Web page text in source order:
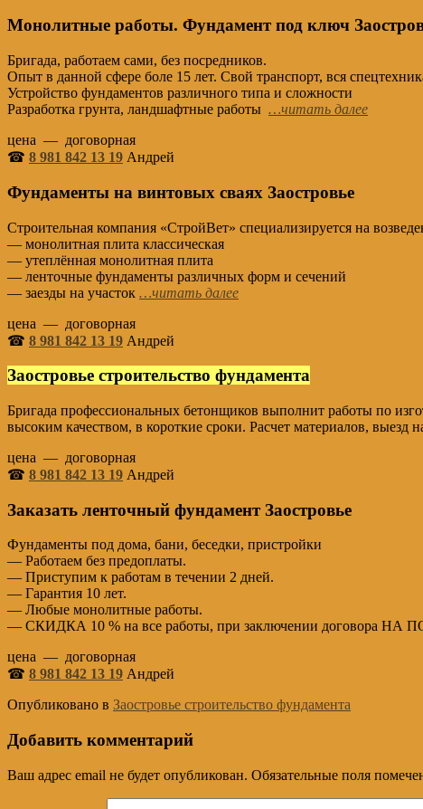
Монолитные работы. Фундамент под ключ
Бригада, работаем сами, без посредников.
Опыт в данной сфере боле 15 лет. Свой транспорт, вся
Устройство фундаментов различного типа и сложности
Разработка грунта, ландшафтные работы …читать далее
цена — договорная
☎ 8 981 842 13 19 Андрей
Фундаменты на винтовых сваях Заостровье
Строительная компания «СтройВет» специализируется на
— монолитная плита классическая
— утеплённая монолитная плита
— ленточные фундаменты различных форм и сечений
— заезды на участок …читать далее
цена — договорная
☎ 8 981 842 13 19 Андрей
Заостровье строительство фундамента
Бригада профессиональных бетонщиков выполнит работы по
высоким качеством, в короткие сроки. Расчет материалов, выезд
цена — договорная
☎ 8 981 842 13 19 Андрей
Заказать ленточный фундамент Заостровье
Фундаменты под дома, бани, беседки, пристройки
— Работаем без предоплаты.
— Приступим к работам в течении 2 дней.
— Гарантия 10 лет.
— Любые монолитные работы.
— СКИДКА 10 % на все работы, при заключении договора
цена — договорная
☎ 8 981 842 13 19 Андрей
Опубликовано в Заостровье строительство фундамента
Добавить комментарий
Ваш адрес email не будет опубликован. Обязательные поля